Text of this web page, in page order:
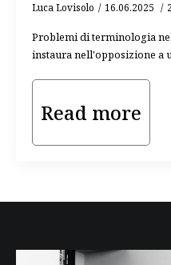
Luca Lovisolo 16.06.2025
Problemi di terminologia
instaura nell'opposizione a
Read more